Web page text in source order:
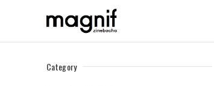
Category